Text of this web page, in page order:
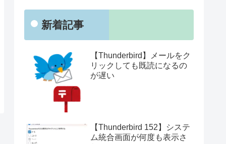
新着記事
【Thunderbird】メールをク
リックしても既読になるの
が遅い
【Thunderbird 152】システ
ム統合画面が何度も表示さ